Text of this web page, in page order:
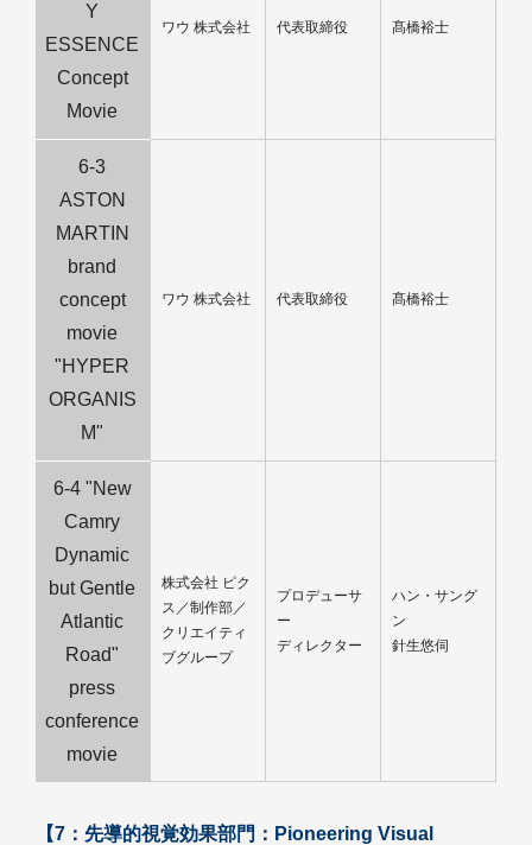
Y
ESSENCE
Concept
Movie
ワウ 株式会社 代表取締役 髙橋裕士
6-3
ASTON
MARTIN
brand
concept
movie
"HYPER
ORGANIS
M"
ワウ 株式会社 代表取締役 髙橋裕士
6-4 "New
Camry
Dynamic
but Gentle
Atlantic
Road"
press
conference
movie
株式会社 ピク
ス／制作部／
クリエイティ
ブグループ
プロデューサ
ー
ディレクター
ハン・サング
ン
針生悠伺
【7：先導的視覚効果部門：Pioneering Visual